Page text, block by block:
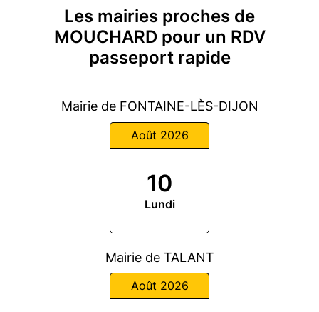
Les mairies proches de
MOUCHARD pour un RDV
passeport rapide
Mairie de FONTAINE-LÈS-DIJON
Août 2026
10
Lundi
Mairie de TALANT
Août 2026